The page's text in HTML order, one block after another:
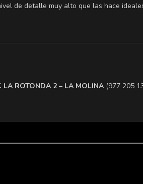
de detalle muy alto que las hace
LA ROTONDA 2 – LA MOLINA (977 205